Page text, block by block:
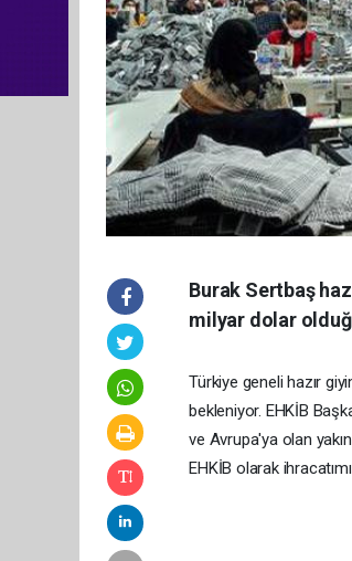
Burak Sertbaş
milyar dolar
Türkiye geneli hazır
bekleniyor. EHKİB
ve Avrupa'ya olan
EHKİB olarak